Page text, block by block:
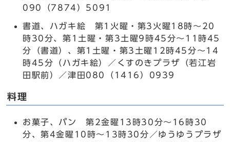
090（7874）5091
書道、ハガキ絵 第1火曜・第3火曜18時～20
時30分、第1土曜・第3土曜9時45分～11時45
分（書道）、第1土曜・第3土曜12時45分～14
時45分（ハガキ絵）／くすのきプラザ（若江岩
田駅前）／津田080（1416）0939
料理
お菓子、パン 第2金曜13時30分～16時30
分、第4金曜10時～13時30分／ゆうゆうプラザ